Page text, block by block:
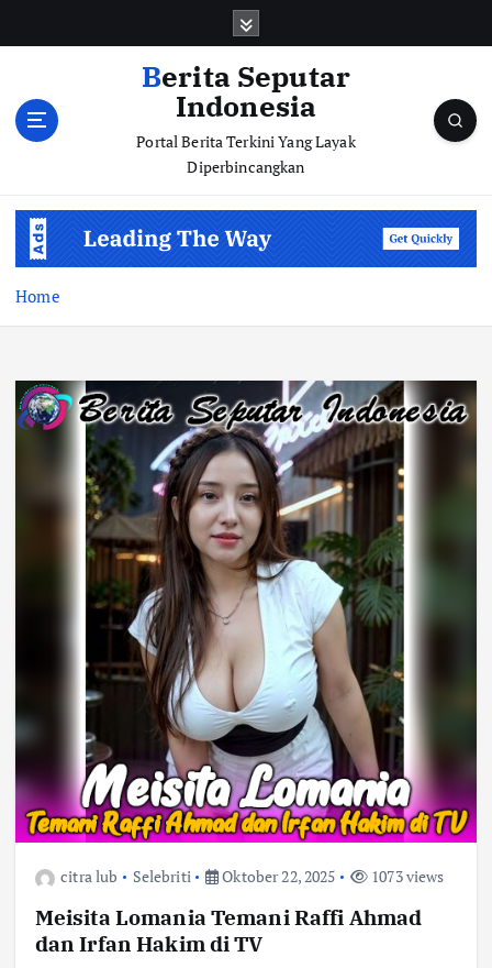
Berita Seputar
Indonesia
Portal Berita Terkini Yang Layak
Diperbincangkan
Home
citra lub Selebriti Oktober 22, 2025 1073 views
Meisita Lomania Temani Raffi Ahmad
dan Irfan Hakim di TV